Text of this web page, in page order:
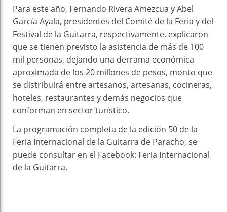
Para este año, Fernando Rivera Amezcua y Abel
García Ayala, presidentes del Comité de la Feria y del
Festival de la Guitarra, respectivamente, explicaron
que se tienen previsto la asistencia de más de 100
mil personas, dejando una derrama económica
aproximada de los 20 millones de pesos, monto que
se distribuirá entre artesanos, artesanas, cocineras,
hoteles, restaurantes y demás negocios que
conforman en sector turístico.
La programación completa de la edición 50 de la
Feria Internacional de la Guitarra de Paracho, se
puede consultar en el Facebook: Feria Internacional
de la Guitarra.